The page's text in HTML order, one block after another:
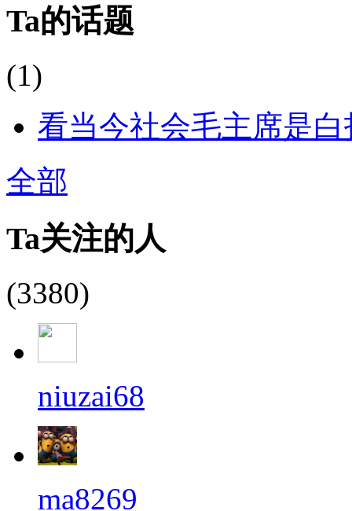
Ta的话题
(1)
看当今社会毛主席是白
全部
Ta关注的人
(3380)
niuzai68
ma8269